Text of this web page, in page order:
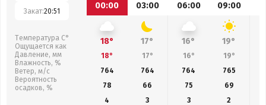
Закат:20:51
Температура С°
Ощущается как
Давление, мм
Влажность, %
Ветер, м/с
Вероятность
осадков, %
00:00
03:00 06:00 09:00
18° 17° 16° 19°
18° 17° 16° 19°
764
764 764 765
78
66 75 69
4
3 3
2